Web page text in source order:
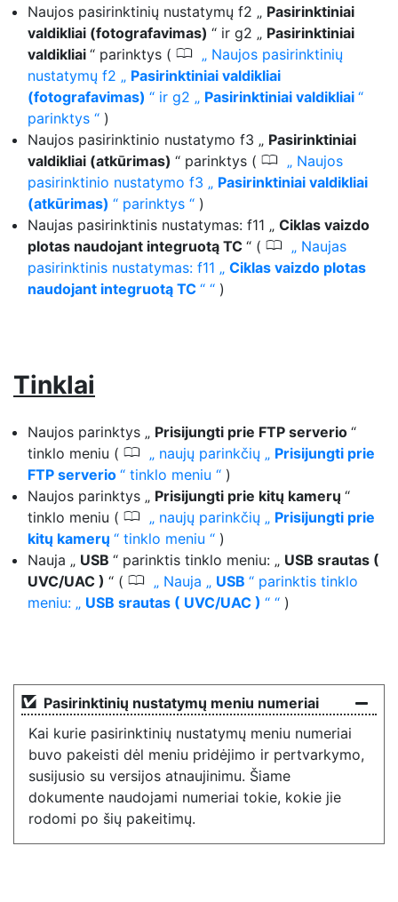
Naujos pasirinktinių nustatymų f2 „ Pasirinktiniai
valdikliai (fotografavimas) “ ir g2 „ Pasirinktiniai
valdikliai “ parinktys ( 0
Naujos pasirinktinių
nustatymų f2 „ Pasirinktiniai valdikliai
(fotografavimas) “ ir g2 „ Pasirinktiniai valdikliai “
parinktys
)
Naujos pasirinktinio nustatymo f3 „ Pasirinktiniai
valdikliai (atkūrimas) “ parinktys ( 0
Naujos
pasirinktinio nustatymo f3 „ Pasirinktiniai valdikliai
(atkūrimas) “ parinktys
)
Naujas pasirinktinis nustatymas: f11 „ Ciklas vaizdo
plotas naudojant integruotą TC “ ( 0
Naujas
pasirinktinis nustatymas: f11 „ Ciklas vaizdo plotas
naudojant integruotą TC “ )
Tinklai
Naujos parinktys „ Prisijungti prie FTP serverio “
tinklo meniu ( 0 naujų parinkčių „ Prisijungti prie
FTP serverio “ tinklo meniu
)
Naujos parinktys „ Prisijungti prie kitų kamerų “
tinklo meniu ( 0 naujų parinkčių „ Prisijungti prie
kitų kamerų “ tinklo meniu
)
Nauja „ USB “ parinktis tinklo meniu: „ USB srautas (
UVC/UAC ) “ ( 0 Nauja „ USB “ parinktis tinklo
meniu: „ USB srautas ( UVC/UAC ) “ )
Pasirinktinių nustatymų meniu numeriai
Kai kurie pasirinktinių nustatymų meniu numeriai
buvo pakeisti dėl meniu pridėjimo ir pertvarkymo,
susijusio su versijos atnaujinimu. Šiame
dokumente naudojami numeriai tokie, kokie jie
rodomi po šių pakeitimų.